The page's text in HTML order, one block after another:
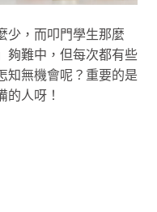
少，而叩門學生那麼
夠難中，但每次都有些
知無機會呢？重要的是
人呀！